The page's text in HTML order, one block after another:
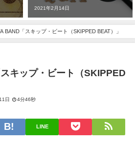
2021年2月14日
BAND「スキップ・ビート（SKIPPED BEAT）」
キップ・ビート（SKIPPED
日 4分46秒
LINE